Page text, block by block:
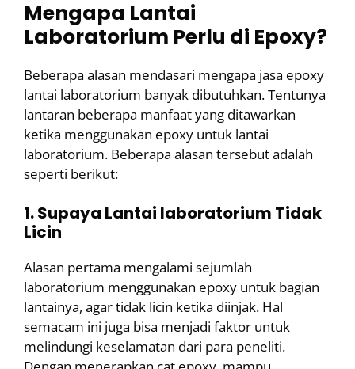
Mengapa Lantai
Laboratorium Perlu di Epoxy?
Beberapa alasan mendasari mengapa jasa epoxy
lantai laboratorium banyak dibutuhkan. Tentunya
lantaran beberapa manfaat yang ditawarkan
ketika menggunakan epoxy untuk lantai
laboratorium. Beberapa alasan tersebut adalah
seperti berikut:
1. Supaya Lantai laboratorium Tidak
Licin
Alasan pertama mengalami sejumlah
laboratorium menggunakan epoxy untuk bagian
lantainya, agar tidak licin ketika diinjak. Hal
semacam ini juga bisa menjadi faktor untuk
melindungi keselamatan dari para peneliti.